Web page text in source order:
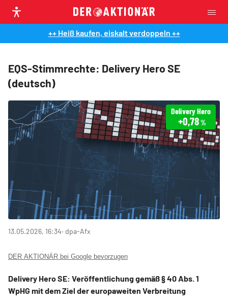
++ Heiß kaufen, eiskalt verdoppeln ++
EQS-Stimmrechte: Delivery Hero SE
(deutsch)
Delivery Hero
+0,78 %
13.05.2026, 16:34‧ dpa-Afx
DER AKTIONÄR bei Google bevorzugen
Delivery Hero SE: Veröffentlichung gemäß § 40 Abs. 1
WpHG mit dem Ziel der europaweiten Verbreitung